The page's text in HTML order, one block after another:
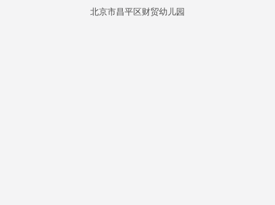
北京市昌平区财贸幼儿园